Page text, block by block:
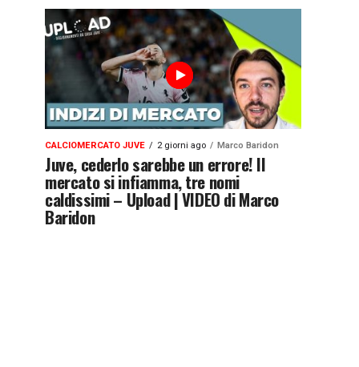
CALCIOMERCATO JUVE 2 giorni ago Marco Baridon
Juve, cederlo sarebbe un errore! Il
mercato si infiamma, tre nomi
caldissimi – Upload | VIDEO di Marco
Baridon